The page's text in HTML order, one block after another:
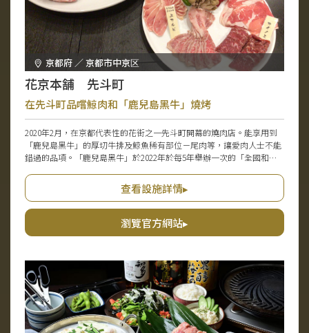
京都府 ／ 京都市中京区
花京本舗 先斗町
在先斗町品嚐鯨肉和「鹿兒島黑牛」燒烤
2020年2月，在京都代表性的花街之一先斗町開幕的燒肉店。能享用到
「鹿兒島黑牛」的厚切牛排及鯨魚稀有部位－尾肉等，讓愛肉人士不能
錯過的品項。「鹿兒島黑牛」於2022年於每5年舉辦一次的「全國和牛
臣獎。牛肉部門則連續第二屆獲得最佳枝肉賞，是極品之選。店內採用
抑制油花飛濺及煙霧產生的最新型烤爐，評價是衣服不會沾染異味。遊
覽京都時造訪先斗町，請務必順道前往。
查看設施詳情▸
瀏覽官方網站▸